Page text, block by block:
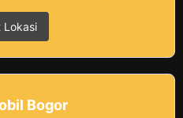
Lokasi
Bogor